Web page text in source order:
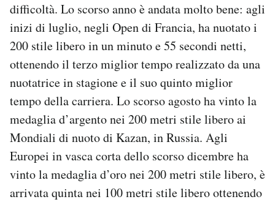
difficoltà. Lo scorso anno è andata molto bene: agli
inizi di luglio, negli Open di Francia, ha nuotato i
200 stile libero in un minuto e 55 secondi netti,
ottenendo il terzo miglior tempo realizzato da una
nuotatrice in stagione e il suo quinto miglior
tempo della carriera. Lo scorso agosto ha vinto la
medaglia d’argento nei 200 metri stile libero ai
Mondiali di nuoto di Kazan, in Russia. Agli
Europei in vasca corta dello scorso dicembre ha
vinto la medaglia d’oro nei 200 metri stile libero, è
arrivata quinta nei 100 metri stile libero ottenendo